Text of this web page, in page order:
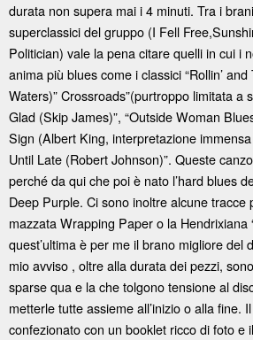
durata non supera mai i 4 minuti. Tra i
superclassici del gruppo (I Fell
Politician) vale la pena citare quelli in cui i
anima più blues come i classici “Rollin’ and
Waters)” Crossroads”(purtroppo limitata a
Glad (Skip James)”, “Outside Woman
Sign (Albert King, interpretazione
Until Late (Robert Johnson)”. Queste
perché da qui che poi è nato l’hard blues
Deep Purple. Ci sono inoltre alcune tracce
mazzata Wrapping Paper o la Hendrixiana
quest’ultima è per me il brano migliore del
mio avviso , oltre alla durata dei pezzi,
sparse qua e la che tolgono tensione al
metterle tutte assieme all’inizio o alla fine.
confezionato con un booklet ricco di foto e